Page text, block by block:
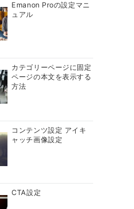
Emanon Proの設定マニ
ュアル
カテゴリーページに固定
ページの本文を表示する
方法
コンテンツ設定 アイキ
ャッチ画像設定
CTA設定